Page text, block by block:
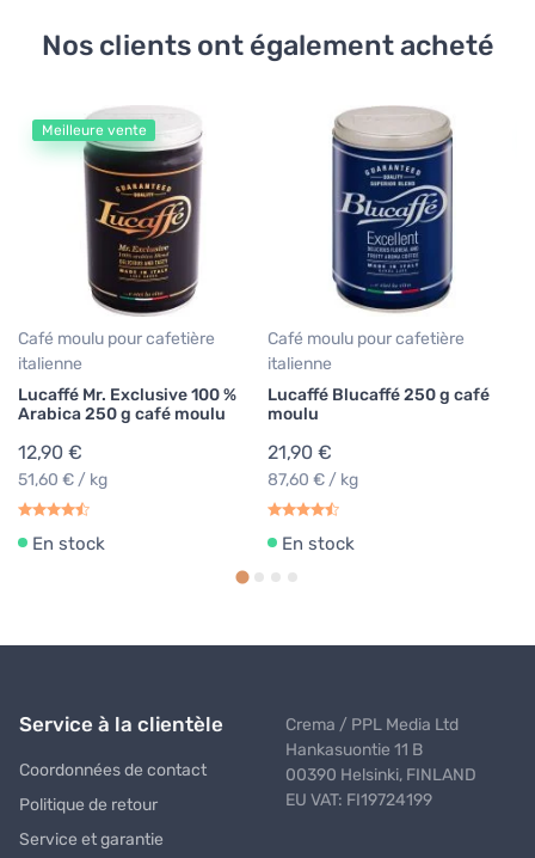
Nos clients ont également acheté
Meilleure vente
Café moulu pour cafetière
italienne
Lucaffé Mr. Exclusive 100 %
Arabica 250 g café moulu
12,90 €
51,60 € / kg
En stock
Café moulu pour cafetière
italienne
Lucaffé Blucaffé 250 g café
moulu
21,90 €
87,60 € / kg
En stock
Service à la clientèle
Coordonnées de contact
Politique de retour
Service et garantie
Crema / PPL Media Ltd
Hankasuontie 11 B
00390 Helsinki, FINLAND
EU VAT: FI19724199